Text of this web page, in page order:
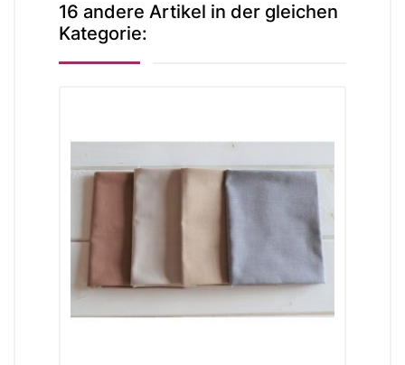
16 andere Artikel in der gleichen
Kategorie: